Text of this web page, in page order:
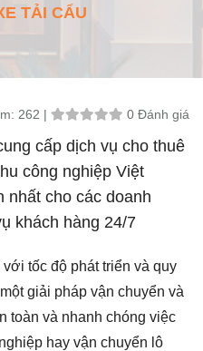
TẢI CẨU
262 | 0 Đánh giá
cấp dịch vụ cho thuê
công nghiệp Việt
nhất cho các doanh
khách hàng 24/7
tốc độ phát triển và quy
giải pháp vận chuyển và
toàn và nhanh chóng việc
hay vận chuyển lô